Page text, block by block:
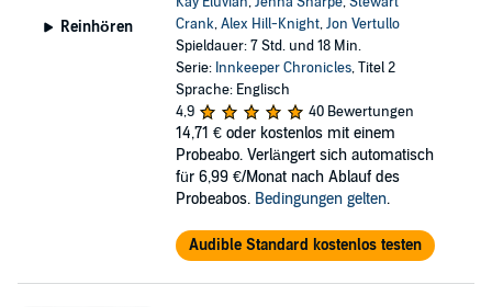
Reinhören
Crank,Alex Hill-Knight,Jon Vertullo
Spieldauer: 7 Std. und 18 Min.
Serie: Innkeeper Chronicles, Titel 2
Sprache: Englisch
4,9
40 Bewertungen
14,71 € oder kostenlos mit einem
Probeabo. Verlängert sich automatisch
für 6,99 €/Monat nach Ablauf des
Probeabos. Bedingungen gelten.
Audible Standard kostenlos testen